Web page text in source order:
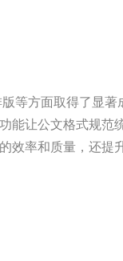
等方面取得了显著
能让公文格式规范
率和质量，还提